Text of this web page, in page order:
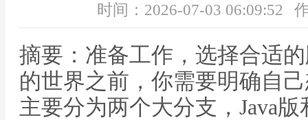
时间：2026-07-03 06:09:52
摘要：准备工作，选择合适
的世界之前，你需要明确自
主要分为两个大分支，Java